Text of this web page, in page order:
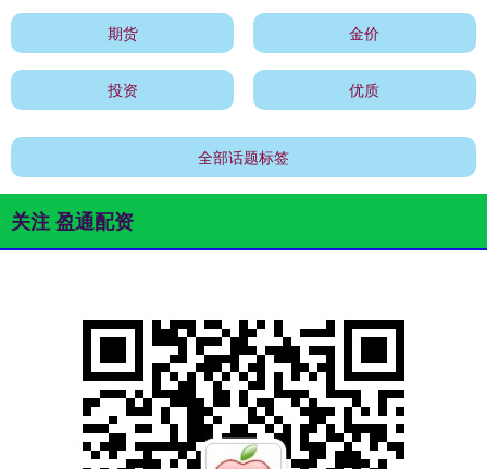
期货 金价
投资 优质
全部话题标签
关注 盈通配资